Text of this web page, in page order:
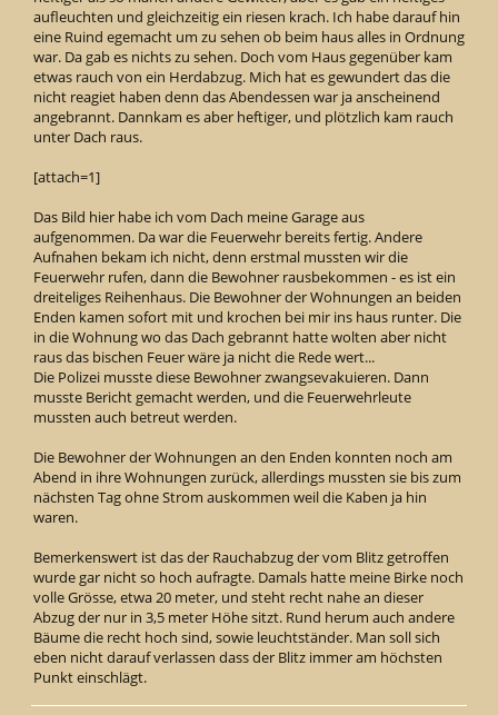
aufleuchten und gleichzeitig ein riesen krach. Ich habe darauf hin
eine Ruind egemacht um zu sehen ob beim haus alles in Ordnung
war. Da gab es nichts zu sehen. Doch vom Haus gegenüber kam
etwas rauch von ein Herdabzug. Mich hat es gewundert das die
nicht reagiet haben denn das Abendessen war ja anscheinend
angebrannt. Dannkam es aber heftiger, und plötzlich kam rauch
unter Dach raus.
[attach=1]
Das Bild hier habe ich vom Dach meine Garage aus
aufgenommen. Da war die Feuerwehr bereits fertig. Andere
Aufnahen bekam ich nicht, denn erstmal mussten wir die
Feuerwehr rufen, dann die Bewohner rausbekommen - es ist ein
dreiteliges Reihenhaus. Die Bewohner der Wohnungen an beiden
Enden kamen sofort mit und krochen bei mir ins haus runter. Die
in die Wohnung wo das Dach gebrannt hatte wolten aber nicht
raus das bischen Feuer wäre ja nicht die Rede wert...
Die Polizei musste diese Bewohner zwangsevakuieren. Dann
musste Bericht gemacht werden, und die Feuerwehrleute
mussten auch betreut werden.
Die Bewohner der Wohnungen an den Enden konnten noch am
Abend in ihre Wohnungen zurück, allerdings mussten sie bis zum
nächsten Tag ohne Strom auskommen weil die Kaben ja hin
waren.
Bemerkenswert ist das der Rauchabzug der vom Blitz getroffen
wurde gar nicht so hoch aufragte. Damals hatte meine Birke noch
volle Grösse, etwa 20 meter, und steht recht nahe an dieser
Abzug der nur in 3,5 meter Höhe sitzt. Rund herum auch andere
Bäume die recht hoch sind, sowie leuchtständer. Man soll sich
eben nicht darauf verlassen dass der Blitz immer am höchsten
Punkt einschlägt.